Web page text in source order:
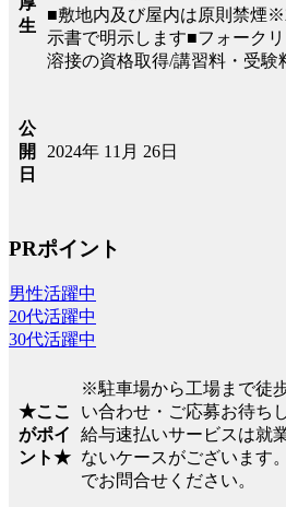
生
■敷地内及び屋内は原則禁煙
示書で明示します■フォーク
溶接の資格取得/講習料・受験
公
開
日
2024年 11月 26日
PRポイント
男性活躍中
20代活躍中
30代活躍中
★ここ
がポイ
ント★
※駐車場から工場まで
い合わせ・ご応募お待ち
給与速払いサービスは就
ないケースがございます
でお問合せください。